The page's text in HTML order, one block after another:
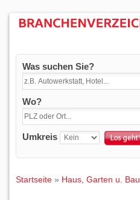
Was suchen Sie?
Wo?
Umkreis
Startseite » Haus, Garten u. Bau